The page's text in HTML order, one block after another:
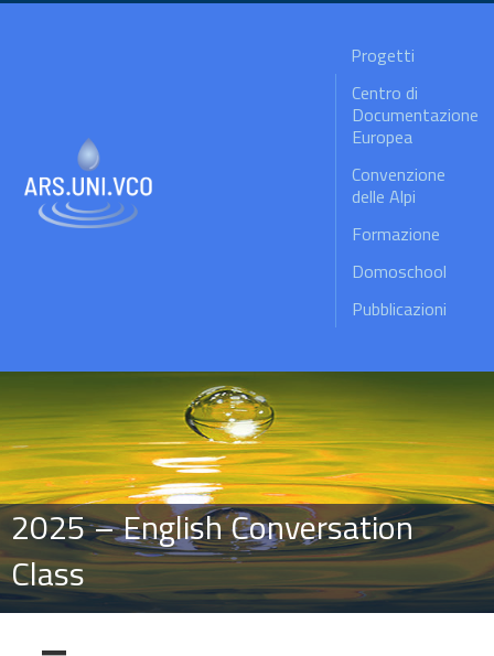
Progetti
Centro di
Documentazione
Europea
Convenzione
delle Alpi
Formazione
Domoschool
Pubblicazioni
2025 – English Conversation
Class